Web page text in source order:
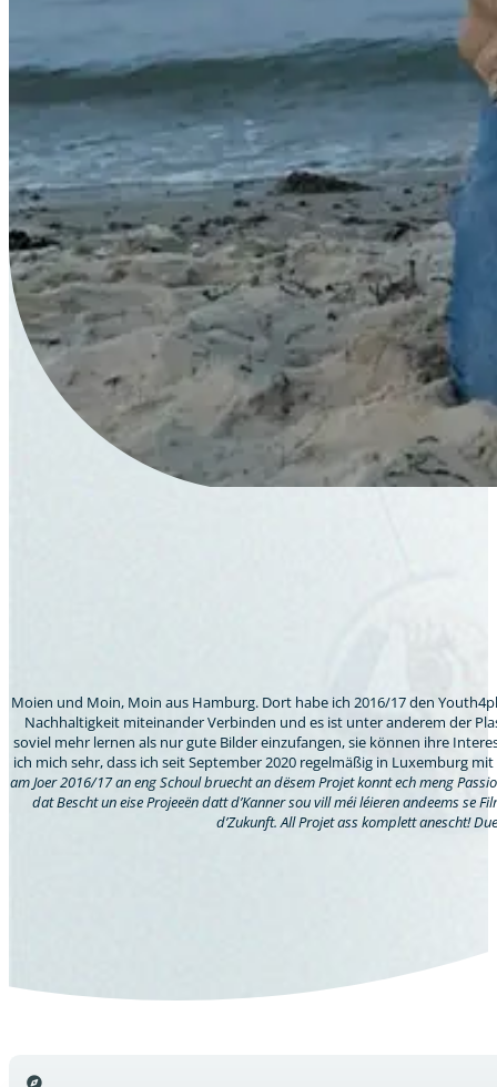
Moien und Moin, Moin aus Hamburg. Dort habe ich 2016/17 den
Nachhaltigkeit miteinander Verbinden und es ist unter anderem der
soviel mehr lernen als nur gute Bilder einzufangen, sie können ihre
ich mich sehr, dass ich seit September 2020 regelmäßig in Luxemburg
am Joer 2016/17 an eng Schoul bruecht an dësem Projet konnt ech meng
dat Bescht un eise Projeeën datt d’Kanner sou vill méi léieren andeems se
d’Zukunft. All Projet ass komplett anescht!